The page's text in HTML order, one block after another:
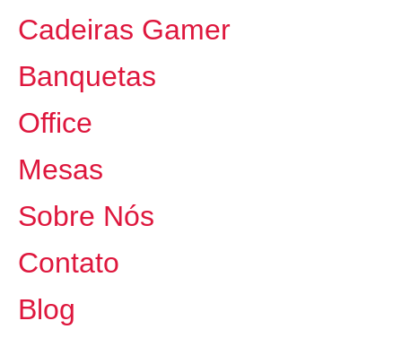
Cadeiras Gamer
Banquetas
Office
Mesas
Sobre Nós
Contato
Blog